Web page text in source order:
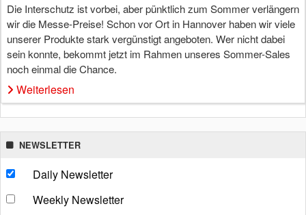
Die Interschutz ist vorbei, aber pünktlich zum Sommer verlängern
wir die Messe-Preise! Schon vor Ort in Hannover haben wir viele
unserer Produkte stark vergünstigt angeboten. Wer nicht dabei
sein konnte, bekommt jetzt im Rahmen unseres Sommer-Sales
noch einmal die Chance.
Weiterlesen
NEWSLETTER
Daily Newsletter
Weekly Newsletter